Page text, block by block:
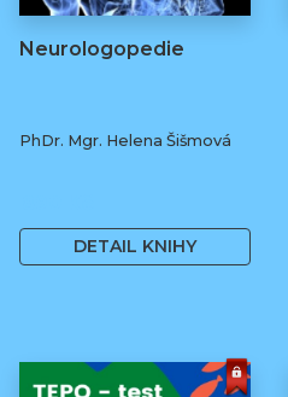
Neurologopedie
PhDr. Mgr. Helena Šišmová
DETAIL KNIHY